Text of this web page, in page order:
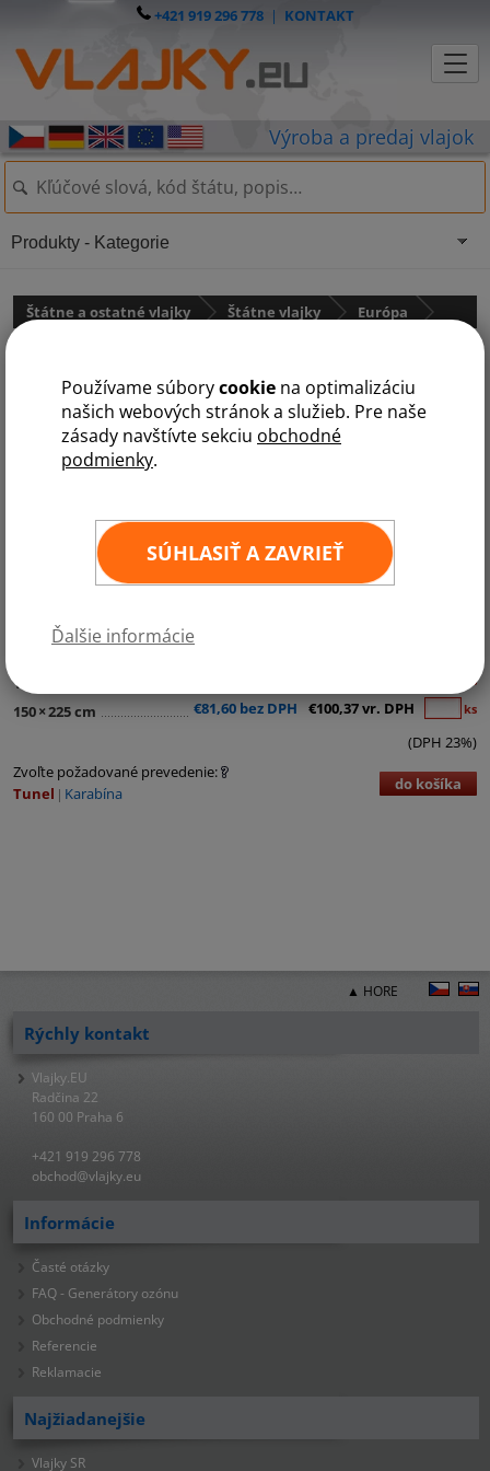
Používame súborycookie na optimalizáciu
našich webových stránok a služieb. Pre naše
zásady navštívte sekciu obchodné
podmienky.
SÚHLASIŤ A ZAVRIEŤ
Ďalšie informácie
+421 919 296 778| KONTAKT
Štátne a ostatné vlajky Štátne vlajky Európa
Európa
45 cm
100 ks
150×225 cm €81,60 bez DPH €100,37 vr. DPH ks
(DPH 23%)
Zvoľte požadované prevedenie:
Tunel
Karabína do košíka
Produkty - Kategorie
▲ HORE
Rýchly kontakt
Vlajky.EU
Radčina 22
160 00 Praha 6
+421 919 296 778
obchod@vlajky.eu
Informácie
Časté otázky
FAQ - Generátory ozónu
Obchodné podmienky
Referencie
Reklamacie
Najžiadanejšie
Vlajky SR